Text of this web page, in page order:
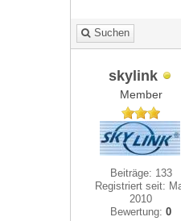
Suchen
skylink
Member
Beiträge: 133
Registriert seit:
2010
Bewertung:0